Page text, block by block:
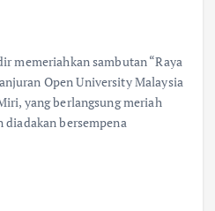
memeriahkan sambutan “Raya
Open University Malaysia
yang berlangsung meriah
diadakan bersempena